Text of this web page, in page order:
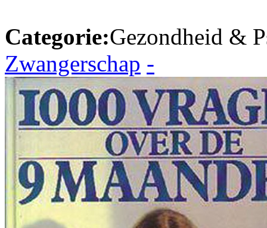
Categorie:Gezondheid &
Zwangerschap -